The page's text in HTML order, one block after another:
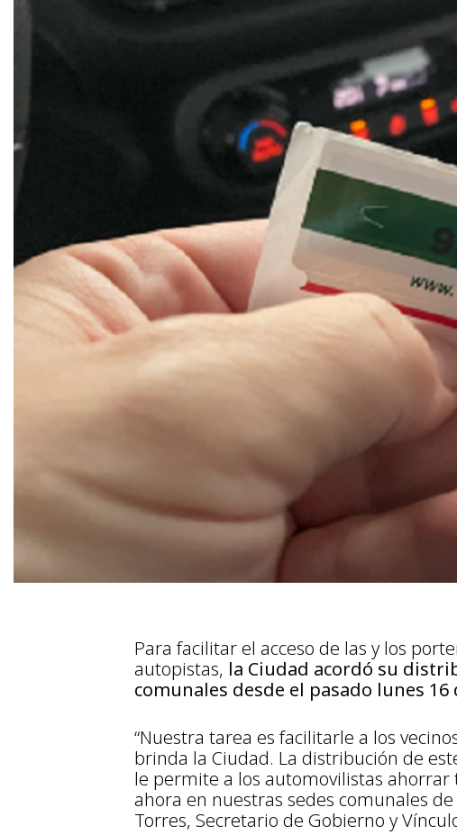
Para facilitar el acceso de las y los
autopistas, la Ciudad acordó su
comunales desde el pasado lunes
“Nuestra tarea es facilitarle a los
brinda la Ciudad. La distribución de
le permite a los automovilistas
ahora en nuestras sedes comunales
Torres, Secretario de Gobierno y